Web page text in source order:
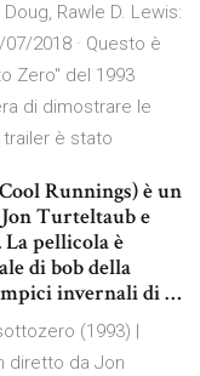
Rawle D. Lewis:
2018 · Questo è
Zero" del 1993
di dimostrare le
è stato
Runnings) è un
Turteltaub e
pellicola è
di bob della
invernali di …
(1993) |
diretto da Jon